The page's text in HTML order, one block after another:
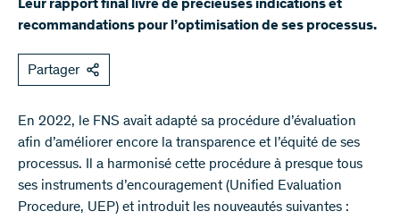
Leur rapport final livre de précieuses indications et
recommandations pour l’optimisation de ses processus.
Partager
En 2022, le FNS avait adapté sa procédure d’évaluation
afin d’améliorer encore la transparence et l’équité de ses
processus. Il a harmonisé cette procédure à presque tous
ses instruments d’encouragement (Unified Evaluation
Procedure, UEP) et introduit les nouveautés suivantes :